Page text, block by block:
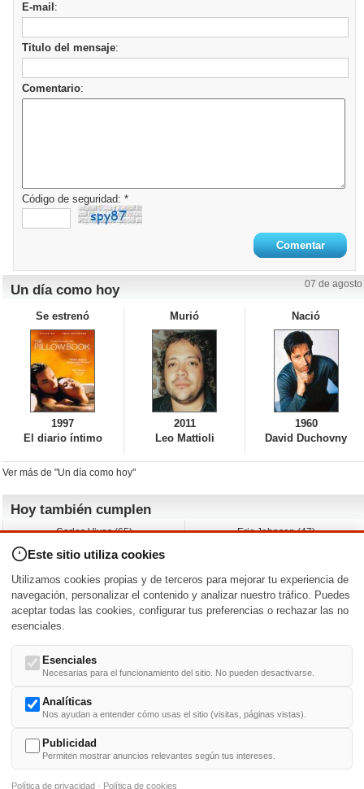
E-mail :
Titulo del mensaje:
Comentario:
Código de seguridad: *
Un día como hoy 07 de agosto
Se estrenó
1997
El diario íntimo
Murió
2011
Leo Mattioli
Nació
1960
David Duchovny
Ver más de "Un día como hoy"
Hoy también cumplen
Carlos Vives (65)
Nicholas Ray (-)
Charlize Theron (51)
Maggie Wheeler (65)
Eric Johnson (47)
Wayne Knight (71)
Michael Shannon (52)
Nacimientos y estrenos en la fecha
DD/MM /
-U- V- W- X - -
Este sitio utiliza cookies
Utilizamos cookies propias y de terceros para mejorar tu experiencia de
navegación, personalizar el contenido y analizar nuestro tráfico. Puedes
aceptar todas las cookies, configurar tus preferencias o rechazar las no
esenciales.
Esenciales
Necesarias para el funcionamiento del sitio. No pueden desactivarse.
Analíticas
Nos ayudan a entender cómo usas el sitio (visitas, páginas vistas).
Publicidad
Permiten mostrar anuncios relevantes según tus intereses.
Política de privacidad · Política de cookies